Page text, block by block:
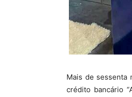
Mais de sessenta
crédito bancário